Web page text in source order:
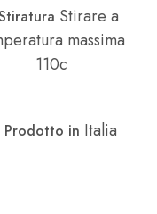
Stirare a
massima
110c
Prodotto in Italia